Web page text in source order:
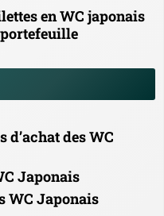
en WC japonais
portefeuille
d’achat des WC
Japonais
WC Japonais